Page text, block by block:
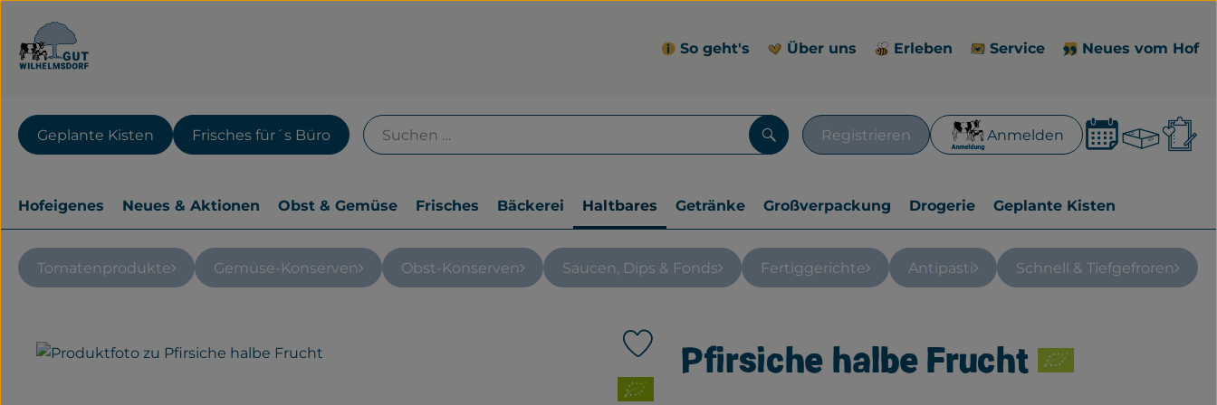
So geht's Über uns Erleben Service Neues vom Hof
Registrieren Anmelden
Suchen
Geplante Kisten Frisches für´s Büro
Hofeigenes Neues & Aktionen Obst & Gemüse Frisches Bäckerei Haltbares Getränke Großverpackung Drogerie Geplante Kisten
Tomatenprodukte Gemüse-Konserven Obst-Konserven Saucen, Dips & Fonds Fertiggerichte Antipasti Schnell & Tiefgefroren
Pfirsiche halbe Frucht
Produkt zu Favouriten hinzufügen
, Verband: